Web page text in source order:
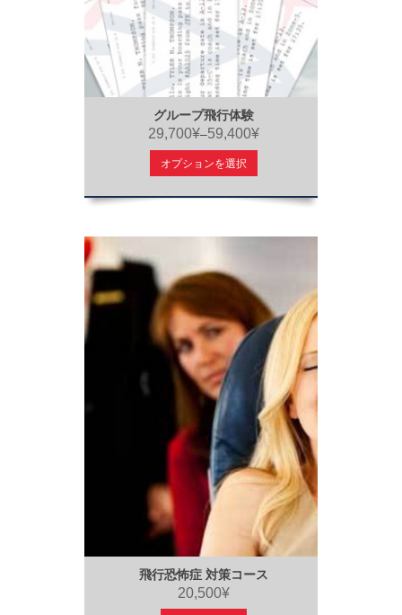
グループ飛行体験
29,700¥–59,400¥
オプションを選択
飛行恐怖症 対策コース
20,500¥